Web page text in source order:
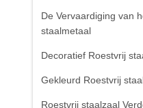
De Vervaardiging van
staalmetaal
Decoratief Roestvrij
Gekleurd Roestvrij
Roestvrij staalzaal